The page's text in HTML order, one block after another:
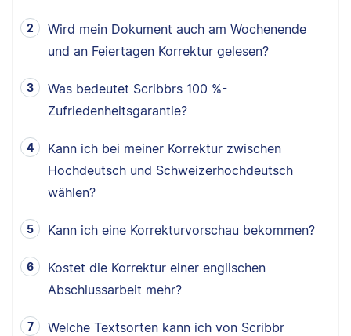
Wird mein Dokument auch am Wochenende
und an Feiertagen Korrektur gelesen?
Was bedeutet Scribbrs 100 %-
Zufriedenheitsgarantie?
Kann ich bei meiner Korrektur zwischen
Hochdeutsch und Schweizerhochdeutsch
wählen?
Kann ich eine Korrekturvorschau bekommen?
Kostet die Korrektur einer englischen
Abschlussarbeit mehr?
Welche Textsorten kann ich von Scribbr